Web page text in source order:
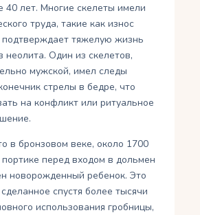
40 лет. Многие скелеты имели
труда, такие как износ
подтверждает тяжелую жизнь
неолита. Один из скелетов,
мужской, имел следы
стрелы в бедре, что
на конфликт или ритуальное
в бронзовом веке, около 1700
портике перед входом в дольмен
новорожденный ребенок. Это
спустя более тысячи
использования гробницы,